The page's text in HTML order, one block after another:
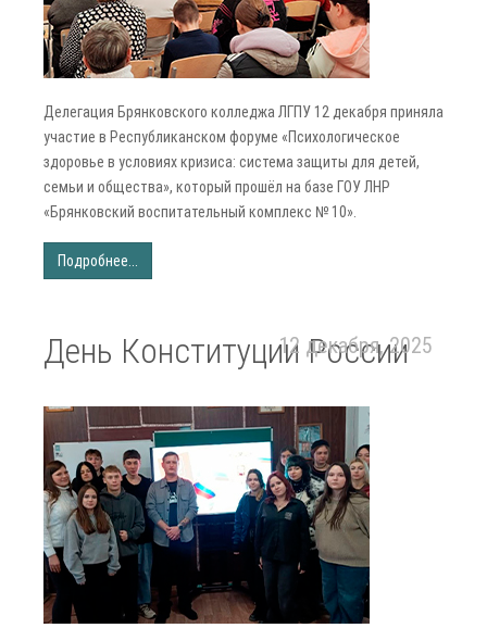
Делегация Брянковского колледжа ЛГПУ 12 декабря приняла
участие в Республиканском форуме «Психологическое
здоровье в условиях кризиса: система защиты для детей,
семьи и общества», который прошёл на базе ГОУ ЛНР
«Брянковский воспитательный комплекс № 10».
Подробнее...
День Конституции России
12 декабря, 2025